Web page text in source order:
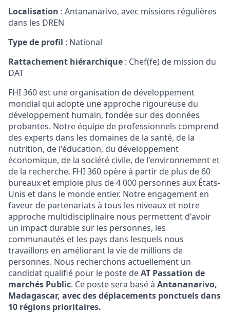
Localisation : Antananarivo, avec missions régulières
dans les DREN
Type de profil : National
Rattachement hiérarchique : Chef(fe) de mission du
DAT
FHI 360 est une organisation de développement
mondial qui adopte une approche rigoureuse du
développement humain, fondée sur des données
probantes. Notre équipe de professionnels comprend
des experts dans les domaines de la santé, de la
nutrition, de l'éducation, du développement
économique, de la société civile, de l'environnement et
de la recherche. FHI 360 opère à partir de plus de 60
bureaux et emploie plus de 4 000 personnes aux États-
Unis et dans le monde entier. Notre engagement en
faveur de partenariats à tous les niveaux et notre
approche multidisciplinaire nous permettent d'avoir
un impact durable sur les personnes, les
communautés et les pays dans lesquels nous
travaillons en améliorant la vie de millions de
personnes. Nous recherchons actuellement un
candidat qualifié pour le poste deAT Passation de
marchés Public. Ce poste sera basé à Antananarivo,
Madagascar, avec des déplacements ponctuels dans
10 régions prioritaires.